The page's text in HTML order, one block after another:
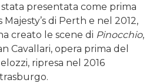
presentata come prima
di Perth e nel 2012,
creato le scene di Pinocchio,
Cavallari, opera prima del
ripresa nel 2016